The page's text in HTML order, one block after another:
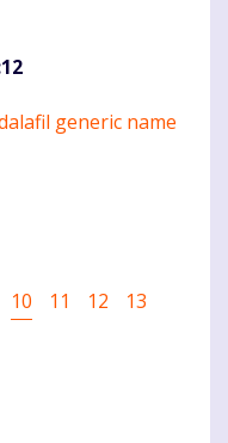
generic name
Current
10 Puslapis
11 Puslapis
12 Puslapis
13